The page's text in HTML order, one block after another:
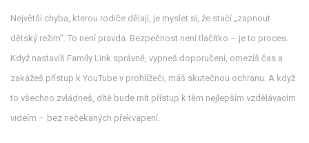
Největší chyba, kterou rodiče dělají, je myslet si, že stačí „zapnout
dětský režim“. To není pravda. Bezpečnost není tlačítko – je to proces.
Když nastavíš Family Link správně, vypneš doporučení, omezíš čas a
zakážeš přístup k YouTube v prohlížeči, máš skutečnou ochranu. A když
to všechno zvládneš, dítě bude mít přístup k těm nejlepším vzdělávacím
videím – bez nečekaných překvapení.